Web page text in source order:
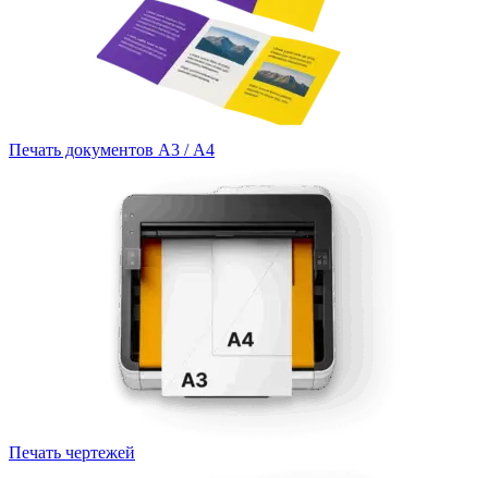
Печать документов А3 / А4
Печать чертежей